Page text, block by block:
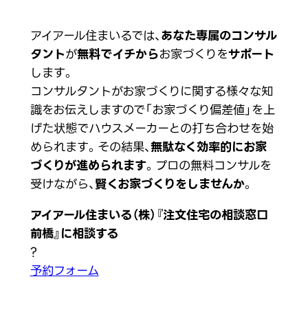
アイアール住まいるでは、あなた専属のコンサル
タントが無料でイチからお家づくりをサポート
します。
コンサルタントがお家づくりに関する様々な知
識をお伝えしますので「お家づくり偏差値」を上
げた状態でハウスメーカーとの打ち合わせを始
められます。その結果、無駄なく効率的にお家
づくりが進められます。プロの無料コンサルを
受けながら、賢くお家づくりをしませんか。
アイアール住まいる（株）『注文住宅の相談窓口
前橋』に相談する
?
予約フォーム